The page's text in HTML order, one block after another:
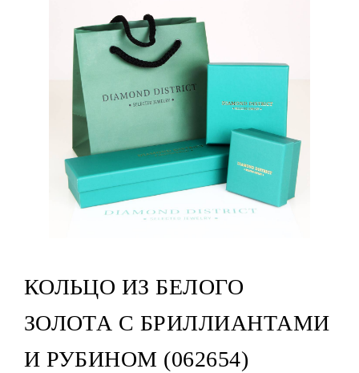
КОЛЬЦО ИЗ БЕЛОГО
ЗОЛОТА С БРИЛЛИАНТАМИ
И РУБИНОМ (062654)